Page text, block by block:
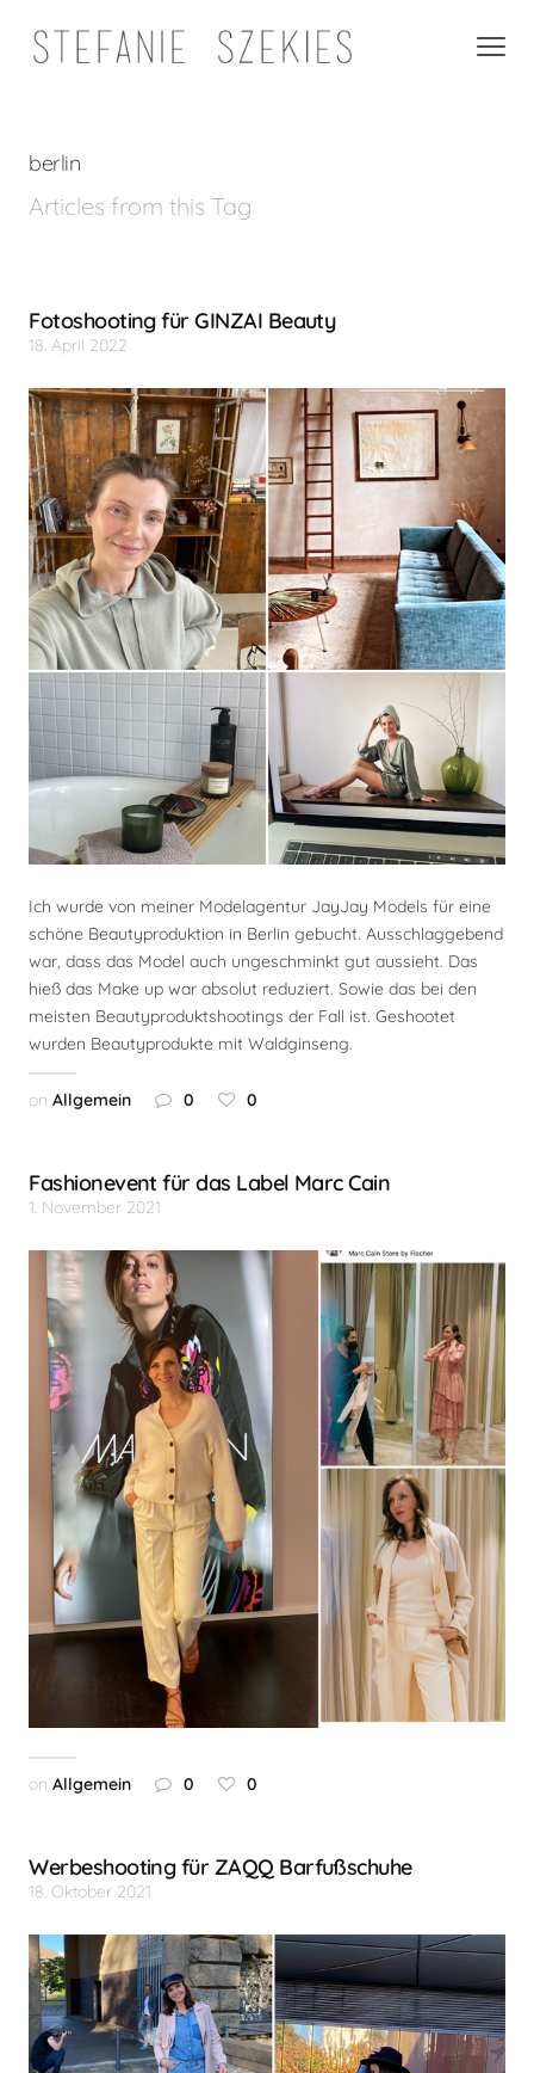
berlin
Articles from this Tag
Fotoshooting für GINZAI Beauty
18. April 2022
Ich wurde von meiner Modelagentur JayJay Models für eine
schöne Beautyproduktion in Berlin gebucht. Ausschlaggebend
war, dass das Model auch ungeschminkt gut aussieht. Das
hieß das Make up war absolut reduziert. Sowie das bei den
meisten Beautyproduktshootings der Fall ist. Geshootet
wurden Beautyprodukte mit Waldginseng.
onAllgemein 0 0
Fashionevent für das Label Marc Cain
1. November 2021
onAllgemein 0 0
Werbeshooting für ZAQQ Barfußschuhe
18. Oktober 2021